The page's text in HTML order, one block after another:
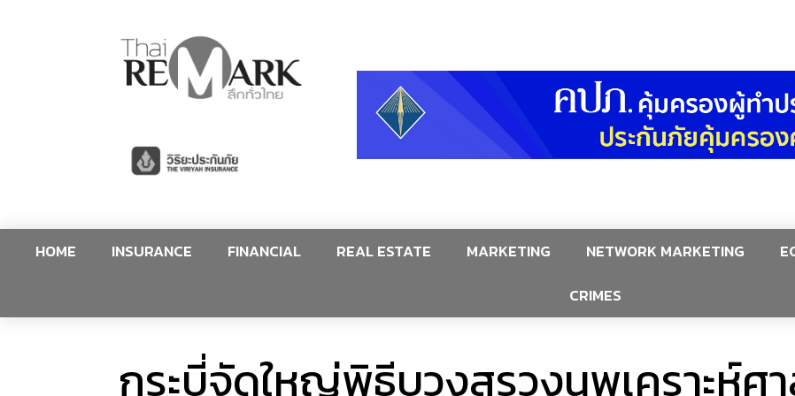
HOME INSURANCE FINANCIAL REAL ESTATE MARKETING NETWORK MARKETING
CRIMES
กระบี่จัดใหญ่พิธีบวงสรวงนพเคราะห์ศ